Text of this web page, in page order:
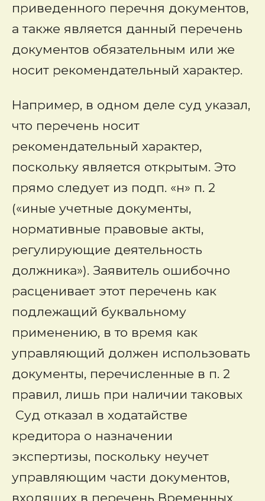
приведенного перечня документов,
а также является данный перечень
документов обязательным или же
носит рекомендательный характер.
Например, в одном деле суд указал,
что перечень носит
рекомендательный характер,
поскольку является открытым. Это
прямо следует из подп. «н» п. 2
(«иные учетные документы,
нормативные правовые акты,
регулирующие деятельность
должника»). Заявитель ошибочно
расценивает этот перечень как
подлежащий буквальному
применению, в то время как
управляющий должен использовать
документы, перечисленные в п. 2
правил, лишь при наличии таковых
Суд отказал в ходатайстве
кредитора о назначении
экспертизы, поскольку неучет
управляющим части документов,
входящих в перечень Временных